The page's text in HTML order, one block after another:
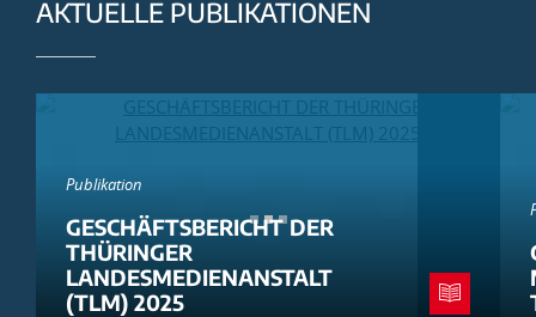
AKTUELLE PUBLIKATIONEN
Publikation
GESCHÄFTSBERICHT DER
THÜRINGER
LANDESMEDIENANSTALT
(TLM) 2025